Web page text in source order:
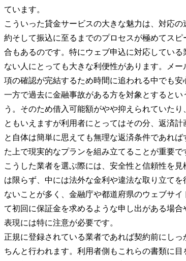
ています。
こういった貸金サービスの大きな魅力は、対応
約そして振込に至るまでのプロセスが極めてス
合もあるのです。特にウェブ申込に対応してい
ない人にとっても大きな利便性があります。メ
項の確認が完結するため時間に追われる中でも安
一方で過去に金融事故がある方を対象とすると
う。そのため借入可能額がやや抑えられていた
ともいえますが利用者にとってはその分、返済
と自体は簡単に思えても無理な返済条件であれ
た上で現実的なプランを組み立てることが重要で
こうした業者を選ぶ際には、安全性と信頼性を
は限らず、中には法外な金利や違法な取り立て
ないことが多く、金融庁や都道府県のウェブサ
て初回に保証金を求めるような申し出がある場
表現には特に注意が必要です。
正規に登録されている業者であれば契約前にし
ちんと行われます。利用者側もこれらの書類に